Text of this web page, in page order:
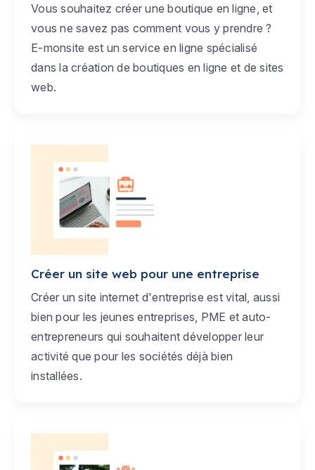
Vous souhaitez créer une boutique en ligne, et
vous ne savez pas comment vous y prendre ?
E-monsite est un service en ligne spécialisé
dans la création de boutiques en ligne et de sites
web.
Créer un site web pour une entreprise
Créer un site internet d'entreprise est vital, aussi
bien pour les jeunes entreprises, PME et auto-
entrepreneurs qui souhaitent développer leur
activité que pour les sociétés déjà bien
installées.